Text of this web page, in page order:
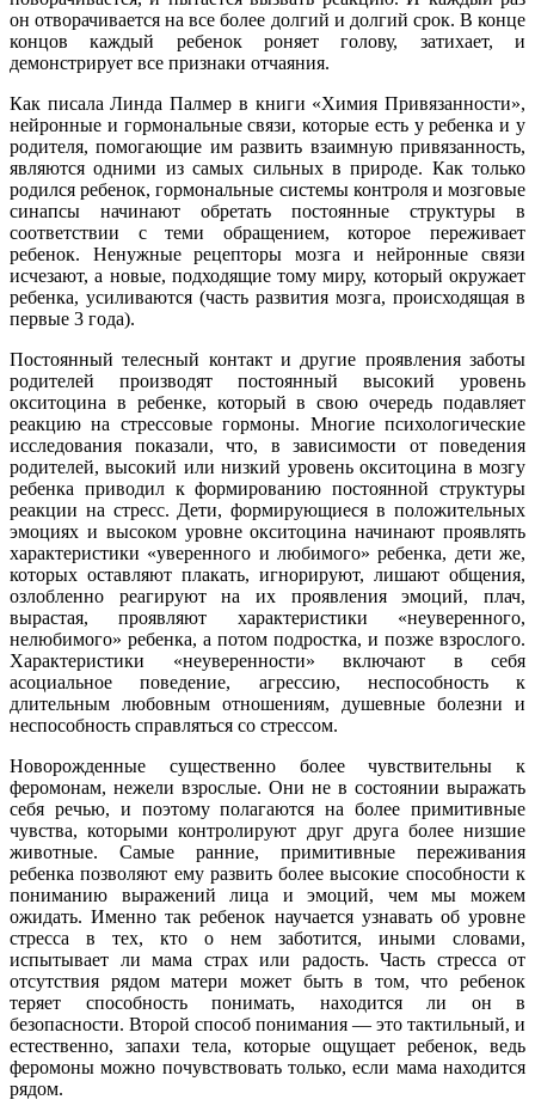
он отворачивается на все более долгий и долгий срок. В конце
концов каждый ребенок роняет голову, затихает, и
демонстрирует все признаки отчаяния.
Как писала Линда Палмер в книги «Химия Привязанности»,
нейронные и гормональные связи, которые есть у ребенка и у
родителя, помогающие им развить взаимную привязанность,
являются одними из самых сильных в природе. Как только
родился ребенок, гормональные системы контроля и мозговые
синапсы начинают обретать постоянные структуры в
соответствии с теми обращением, которое переживает
ребенок. Ненужные рецепторы мозга и нейронные связи
исчезают, а новые, подходящие тому миру, который окружает
ребенка, усиливаются (часть развития мозга, происходящая в
первые 3 года).
Постоянный телесный контакт и другие проявления заботы
родителей производят постоянный высокий уровень
окситоцина в ребенке, который в свою очередь подавляет
реакцию на стрессовые гормоны. Многие психологические
исследования показали, что, в зависимости от поведения
родителей, высокий или низкий уровень окситоцина в мозгу
ребенка приводил к формированию постоянной структуры
реакции на стресс. Дети, формирующиеся в положительных
эмоциях и высоком уровне окситоцина начинают проявлять
характеристики «уверенного и любимого» ребенка, дети же,
которых оставляют плакать, игнорируют, лишают общения,
озлобленно реагируют на их проявления эмоций, плач,
вырастая, проявляют характеристики «неуверенного,
нелюбимого» ребенка, а потом подростка, и позже взрослого.
Характеристики «неуверенности» включают в себя
асоциальное поведение, агрессию, неспособность к
длительным любовным отношениям, душевные болезни и
неспособность справляться со стрессом.
Новорожденные существенно более чувствительны к
феромонам, нежели взрослые. Они не в состоянии выражать
себя речью, и поэтому полагаются на более примитивные
чувства, которыми контролируют друг друга более низшие
животные. Самые ранние, примитивные переживания
ребенка позволяют ему развить более высокие способности к
пониманию выражений лица и эмоций, чем мы можем
ожидать. Именно так ребенок научается узнавать об уровне
стресса в тех, кто о нем заботится, иными словами,
испытывает ли мама страх или радость. Часть стресса от
отсутствия рядом матери может быть в том, что ребенок
теряет способность понимать, находится ли он в
безопасности. Второй способ понимания — это тактильный, и
естественно, запахи тела, которые ощущает ребенок, ведь
феромоны можно почувствовать только, если мама находится
рядом.